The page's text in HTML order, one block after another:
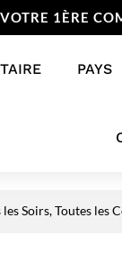
VOTRE 1ÈRE
PAYS
Soirs, Toutes les